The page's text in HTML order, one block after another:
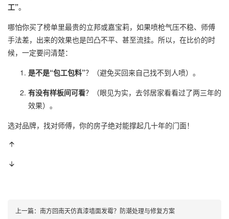
工”。
哪怕你买了榜单里最贵的立邦或嘉宝莉，如果喷枪气压不稳、师傅
手法差，出来的效果也是凹凸不平、甚至流挂。所以，在比价的时
候，一定要问清楚：
是不是“包工包料”？（避免买回来自己找不到人喷）。
有没有样板间可看？（眼见为实，去邻居家看看过了两三年的
效果）。
选对品牌，找对师傅，你的房子绝对能撑起几十年的门面！
上一篇： 南方回南天仿真漆墙面发霉？防潮处理与修复方案